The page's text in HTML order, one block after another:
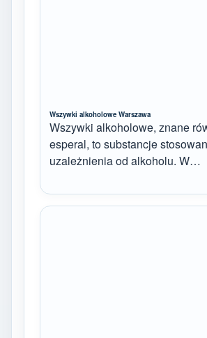
Wszywki alkoholowe Warszawa
Wszywki alkoholowe, znane
esperal, to substancje
uzależnienia od alkoholu. W…